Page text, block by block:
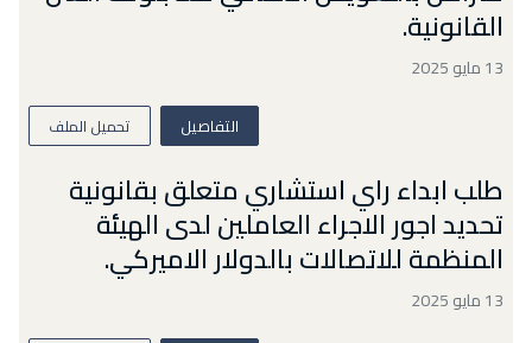
القانونية.
13 مايو 2025
التفاصيل تحميل الملف
طلب ابداء راي استشاري متعلق بقانونية
تحديد اجور الاجراء العاملين لدى الهيئة
المنظمة للاتصالات بالدولار الاميركي.
13 مايو 2025